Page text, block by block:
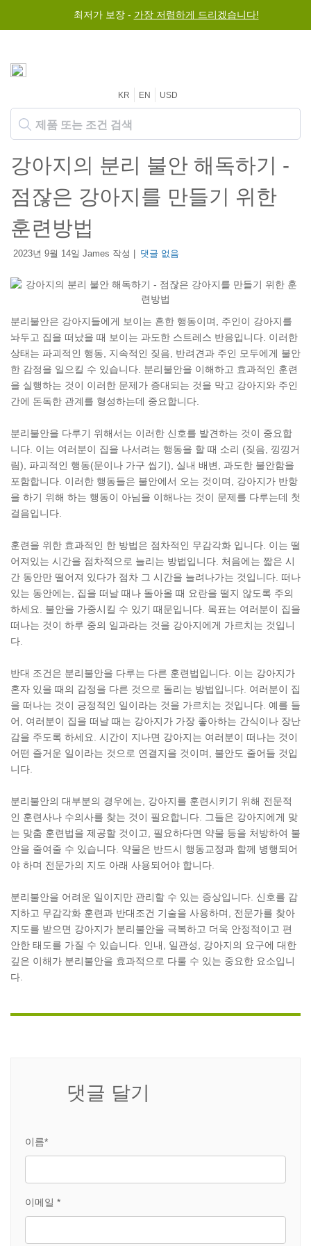
최저가 보장 - 가장 저렴하게 드리겠습니다!
KR EN USD
강아지의 분리 불안 해독하기 -
점잖은 강아지를 만들기 위한
훈련방법
2023년 9월 14일 James 작성 | 댓글 없음
분리불안은 강아지들에게 보이는 흔한 행동이며, 주인이 강아지를
놔두고 집을 떠났을 때 보이는 과도한 스트레스 반응입니다. 이러한
상태는 파괴적인 행동, 지속적인 짖음, 반려견과 주인 모두에게 불안
한 감정을 일으킬 수 있습니다. 분리불안을 이해하고 효과적인 훈련
을 실행하는 것이 이러한 문제가 증대되는 것을 막고 강아지와 주인
간에 돈독한 관계를 형성하는데 중요합니다.
분리불안을 다루기 위해서는 이러한 신호를 발견하는 것이 중요합
니다. 이는 여러분이 집을 나서려는 행동을 할 때 소리 (짖음, 낑낑거
림), 파괴적인 행동(문이나 가구 씹기), 실내 배변, 과도한 불안함을
포함합니다. 이러한 행동들은 불안에서 오는 것이며, 강아지가 반항
을 하기 위해 하는 행동이 아님을 이해나는 것이 문제를 다루는데 첫
걸음입니다.
훈련을 위한 효과적인 한 방법은 점차적인 무감각화 입니다. 이는 떨
어져있는 시간을 점차적으로 늘리는 방법입니다. 처음에는 짧은 시
간 동안만 떨어져 있다가 점차 그 시간을 늘려나가는 것입니다. 떠나
있는 동안에는, 집을 떠날 때나 돌아올 때 요란을 떨지 않도록 주의
하세요. 불안을 가중시킬 수 있기 때문입니다. 목표는 여러분이 집을
떠나는 것이 하루 중의 일과라는 것을 강아지에게 가르치는 것입니
다.
반대 조건은 분리불안을 다루는 다른 훈련법입니다. 이는 강아지가
혼자 있을 때의 감정을 다른 것으로 돌리는 방법입니다. 여러분이 집
을 떠나는 것이 긍정적인 일이라는 것을 가르치는 것입니다. 예를 들
어, 여러분이 집을 떠날 때는 강아지가 가장 좋아하는 간식이나 장난
감을 주도록 하세요. 시간이 지나면 강아지는 여러분이 떠나는 것이
어떤 즐거운 일이라는 것으로 연결지을 것이며, 불안도 줄어들 것입
니다.
분리불안의 대부분의 경우에는, 강아지를 훈련시키기 위해 전문적
인 훈련사나 수의사를 찾는 것이 필요합니다. 그들은 강아지에게 맞
는 맞춤 훈련법을 제공할 것이고, 필요하다면 약물 등을 처방하여 불
안을 줄여줄 수 있습니다. 약물은 반드시 행동교정과 함께 병행되어
야 하며 전문가의 지도 아래 사용되어야 합니다.
분리불안을 어려운 일이지만 관리할 수 있는 증상입니다. 신호를 감
지하고 무감각화 훈련과 반대조건 기술을 사용하며, 전문가를 찾아
지도를 받으면 강아지가 분리불안을 극복하고 더욱 안정적이고 편
안한 태도를 가질 수 있습니다. 인내, 일관성, 강아지의 요구에 대한
깊은 이해가 분리불안을 효과적으로 다룰 수 있는 중요한 요소입니
다.
댓글 달기
이름*
이메일 *